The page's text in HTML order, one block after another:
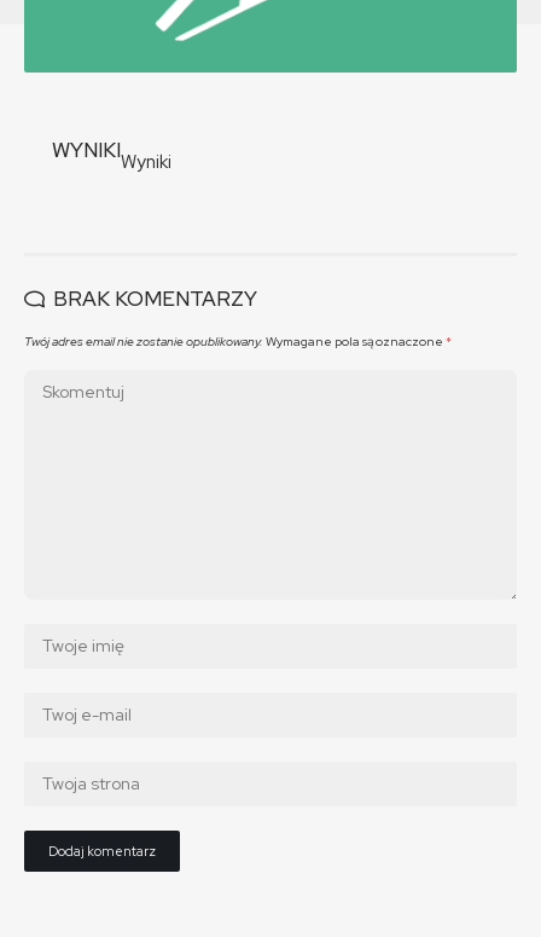
WYNIKIWyniki
BRAK KOMENTARZY
Twój adres email nie zostanie opublikowany. Wymagane pola są oznaczone *